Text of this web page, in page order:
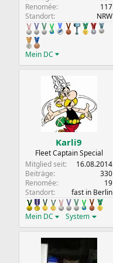
Renomée
117
Standort
NRW
Mein DC
Karli9
Fleet Captain Special
Mitglied seit
16.08.2014
Beiträge
330
Renomée
19
Standort
fast in Berlin
Mein DC System